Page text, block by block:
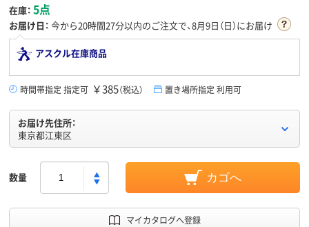
在庫： 5点
お届け日： 今から20時間27分以内のご注文で、8月9日（日）にお届け
アスクル在庫商品
時間帯指定 指定可 ￥385（税込） 置き場所指定 利用可
お届け先住所：
東京都江東区
数量 カゴへ
マイカタログへ登録